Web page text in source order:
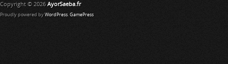
Copyright © 2026 AyorSaeba.fr
Proudly powered by WordPress. GamePress